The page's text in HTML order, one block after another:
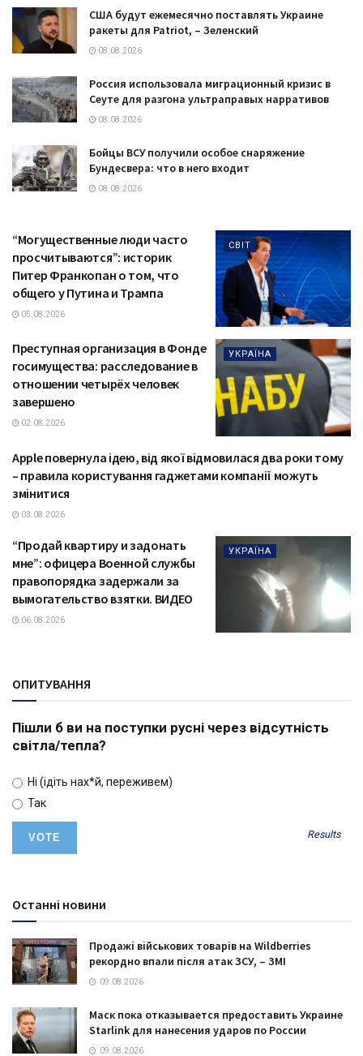
США будут ежемесячно поставлять Украине
ракеты для Patriot, – Зеленский
08.08.2026
Россия использовала миграционный кризис в
Сеуте для разгона ультраправых нарративов
08.08.2026
Бойцы ВСУ получили особое снаряжение
Бундесвера: что в него входит
08.08.2026
СВІТ
“Могущественные люди часто
просчитываются”: историк
Питер Франкопан о том, что
общего у Путина и Трампа
05.08.2026
УКРАЇНА
Преступная организация в Фонде
госимущества: расследование в
отношении четырёх человек
завершено
02.08.2026
ТЕХНОЛОГІЇ
Apple повернула ідею, від якої відмовилася два роки тому
– правила користування гаджетами компанії можуть
змінитися
03.08.2026
УКРАЇНА
“Продай квартиру и задонать
мне”: офицера Военной службы
правопорядка задержали за
вымогательство взятки. ВИДЕО
06.08.2026
ОПИТУВАННЯ
Пішли б ви на поступки русні через відсутність
світла/тепла?
Ні (ідіть нах*й, переживем)
Так
Results
Останні новини
Продажі військових товарів на Wildberries
рекордно впали після атак ЗСУ, – ЗМІ
09.08.2026
Маск пока отказывается предоставить Украине
Starlink для нанесения ударов по России
09.08.2026